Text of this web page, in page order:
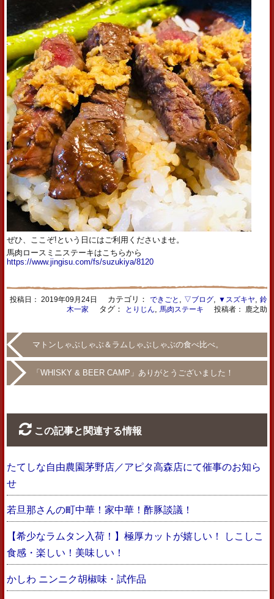
ぜひ、ここぞ!という日にはご利用くださいませ。
馬肉ロースミニステーキはこちらから
https://www.jingisu.com/fs/suzukiya/8120
投稿日： 2019年09月24日 カテゴリ： できごと ▽ブログ, ▼スズキヤ
鈴
木一家 タグ： とりじん 馬肉ステーキ 投稿者： 鹿之助
マトンしゃぶしゃぶ＆ラムしゃぶしゃぶの食べ比べ。
「WHISKY & BEER CAMP」ありがとうございました！
この記事と関連する情報
たてしな自由農園茅野店／アピタ高森店にて催事のお知ら
せ
若旦那さんの町中華！家中華！酢豚談議！
【希少なラムタン入荷！】極厚カットが嬉しい！ しこしこ
食感・楽しい！美味しい！
かしわ ニンニク胡椒味・試作品